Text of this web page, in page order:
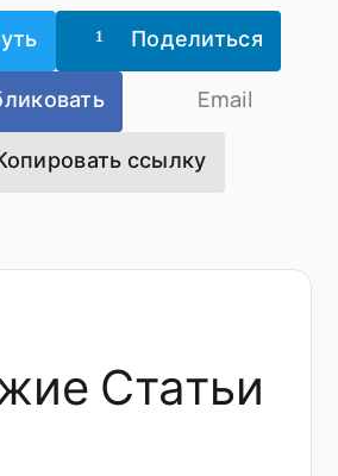
Поделиться
Email
ссылку
Статьи